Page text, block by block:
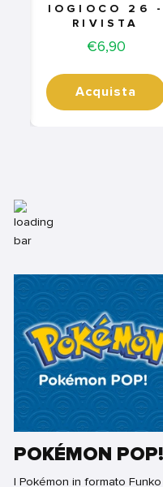
IOGIOCO 26 -
RIVISTA
Price
€6,90
Acquista
POKÉMON POP!
I Pokémon in formato